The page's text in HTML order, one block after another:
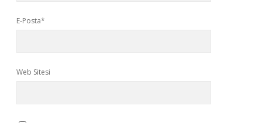
E-Posta*
Web Sitesi